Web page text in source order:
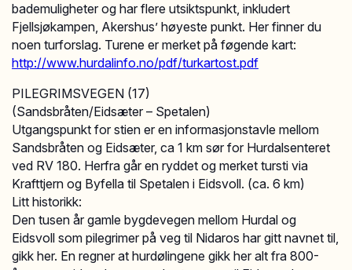
bademuligheter og har flere utsiktspunkt, inkludert
Fjellsjøkampen, Akershus’ høyeste punkt. Her finner du
noen turforslag. Turene er merket på føgende kart:
http://www.hurdalinfo.no/pdf/turkartost.pdf
PILEGRIMSVEGEN (17)
(Sandsbråten/Eidsæter – Spetalen)
Utgangspunkt for stien er en informasjonstavle mellom
Sandsbråten og Eidsæter, ca 1 km sør for Hurdalsenteret
ved RV 180. Herfra går en ryddet og merket tursti via
Krafttjern og Byfella til Spetalen i Eidsvoll. (ca. 6 km)
Litt historikk:
Den tusen år gamle bygdevegen mellom Hurdal og
Eidsvoll som pilegrimer på veg til Nidaros har gitt navnet til,
gikk her. En regner at hurdølingene gikk her alt fra 800-